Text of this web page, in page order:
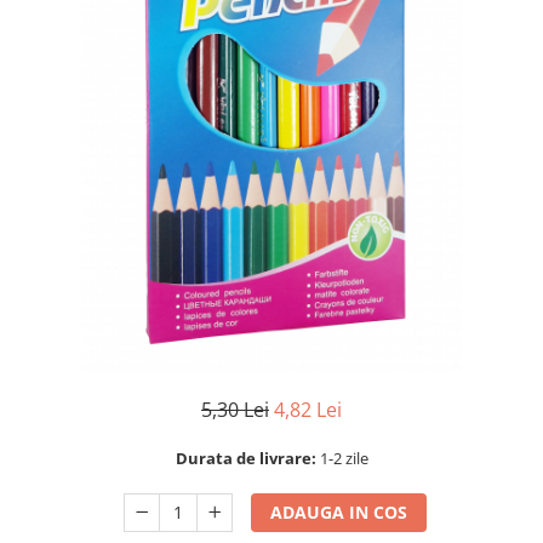
5,30 Lei4,82 Lei
Durata de livrare: 1-2 zile
ADAUGA IN COS